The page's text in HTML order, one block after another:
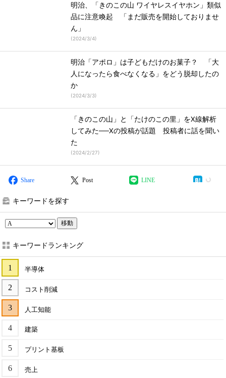
明治、「きのこの山 ワイヤレスイヤホン」類似
品に注意喚起 「まだ販売を開始しておりませ
ん」
(2024/3/4)
明治「アポロ」は子どもだけのお菓子？ 「大
人になったら食べなくなる」をどう脱却したの
か
(2024/3/3)
「きのこの山」と「たけのこの里」をX線解析
してみた──Xの投稿が話題 投稿者に話を聞い
た
(2024/2/27)
Share Post LINE
キーワードを探す
移動
キーワードランキング
半導体
コスト削減
人工知能
建築
プリント基板
売上